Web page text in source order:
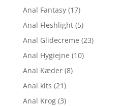
Anal Fantasy (17)
Anal Fleshlight (5)
Anal Glidecreme (23)
Anal Hygiejne (10)
Anal Kæder (8)
Anal kits (21)
Anal Krog (3)